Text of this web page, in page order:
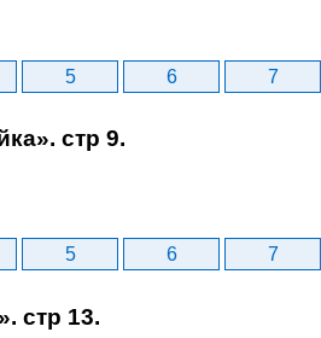
5 6 7
стр 9.
5 6 7
стр 13.